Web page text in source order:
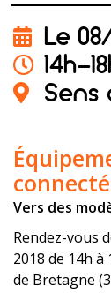
Le 08/
14h-
Sens
Vers des
Rendez-vous
2018 de 14h à
de Bretagne